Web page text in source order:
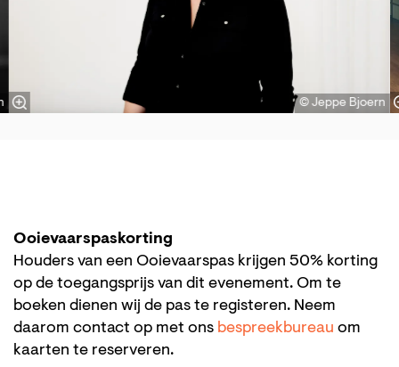
© Jeppe Bjoern
Ooievaarspaskorting
Houders van een Ooievaarspas krijgen 50% korting
op de toegangsprijs van dit evenement. Om te
boeken dienen wij de pas te registeren. Neem
daarom contact op met ons bespreekbureau om
kaarten te reserveren.